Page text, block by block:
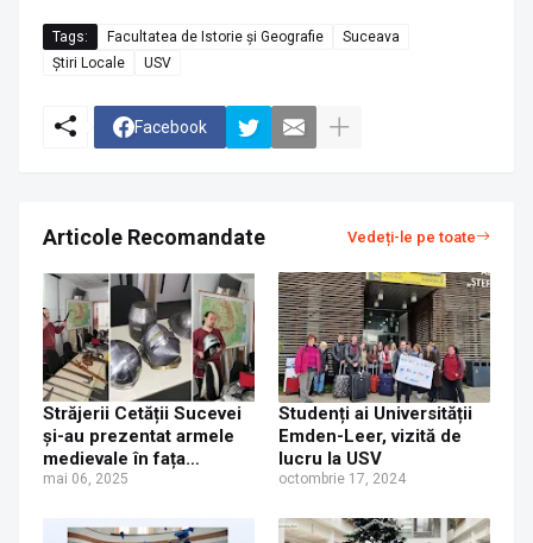
Tags: Facultatea de Istorie și Geografie
Suceava
Știri Locale
USV
Facebook
Articole Recomandate Vedeți-le pe toate
Străjerii Cetății Sucevei
și-au prezentat armele
medievale în fața
studenților de la
mai 06, 2025
Studenți ai Universității
Emden-Leer, vizită de
lucru la USV
octombrie 17, 2024